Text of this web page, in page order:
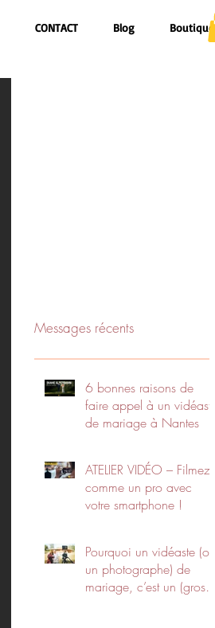
CONTACT Blog Boutique
Messages récents
6 bonnes raisons de
faire appel à un vidéaste
de mariage à Nantes
ATELIER VIDÉO – Filmez
comme un pro avec
votre smartphone !
Pourquoi un vidéaste (ou
un photographe) de
mariage, c’est un (gros)